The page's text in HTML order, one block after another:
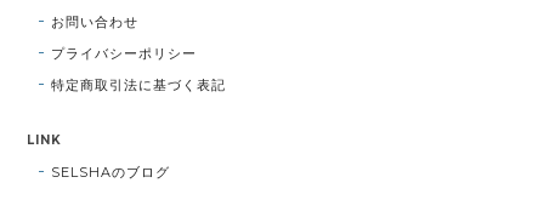
お問い合わせ
プライバシーポリシー
特定商取引法に基づく表記
LINK
SELSHAのブログ